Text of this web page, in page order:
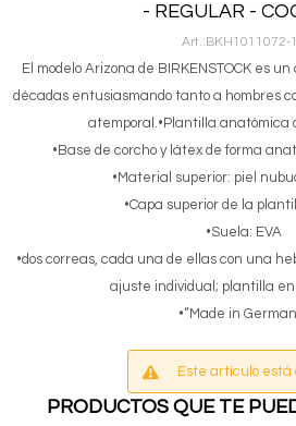
- REGULAR -
BKH1011072-
El modelo Arizona de BIRKENSTOCK es
décadas entusiasmando tanto a hombres
atemporal.•Plantilla anatómica
•Base de corcho y látex de forma
•Material superior: piel
•Capa superior de la
•Suela: EVA
•dos correas, cada una de ellas con una
ajuste individual; plantilla en
•“Made in
Este artículo está
PRODUCTOS QUE TE